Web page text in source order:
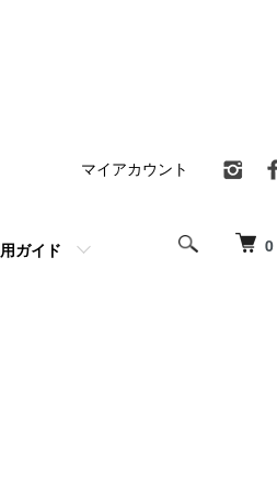
0
ガイド
マイアカウント